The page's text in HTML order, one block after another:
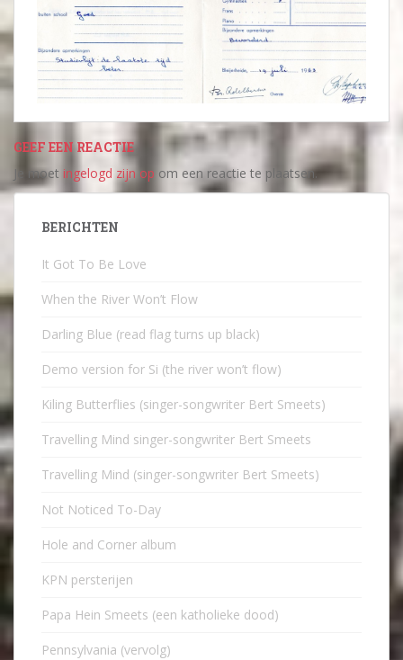
GEEF EEN REACTIE
Je moet ingelogd zijn op om een reactie te plaatsen.
BERICHTEN
It Got To Be Love
When the River Won’t Flow
Darling Blue (read flag turns up black)
Demo version for Si (the river won’t flow)
Kiling Butterflies (singer-songwriter Bert Smeets)
Travelling Mind singer-songwriter Bert Smeets
Travelling Mind (singer-songwriter Bert Smeets)
Not Noticed To-Day
Hole and Corner album
KPN persterijen
Papa Hein Smeets (een katholieke dood)
Pennsylvania (vervolg)